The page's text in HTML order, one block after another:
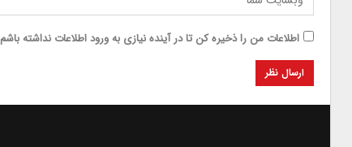
اطلاعات من را ذخیره کن تا در آینده نیازی به ورود اطلاعات نداشته باشم